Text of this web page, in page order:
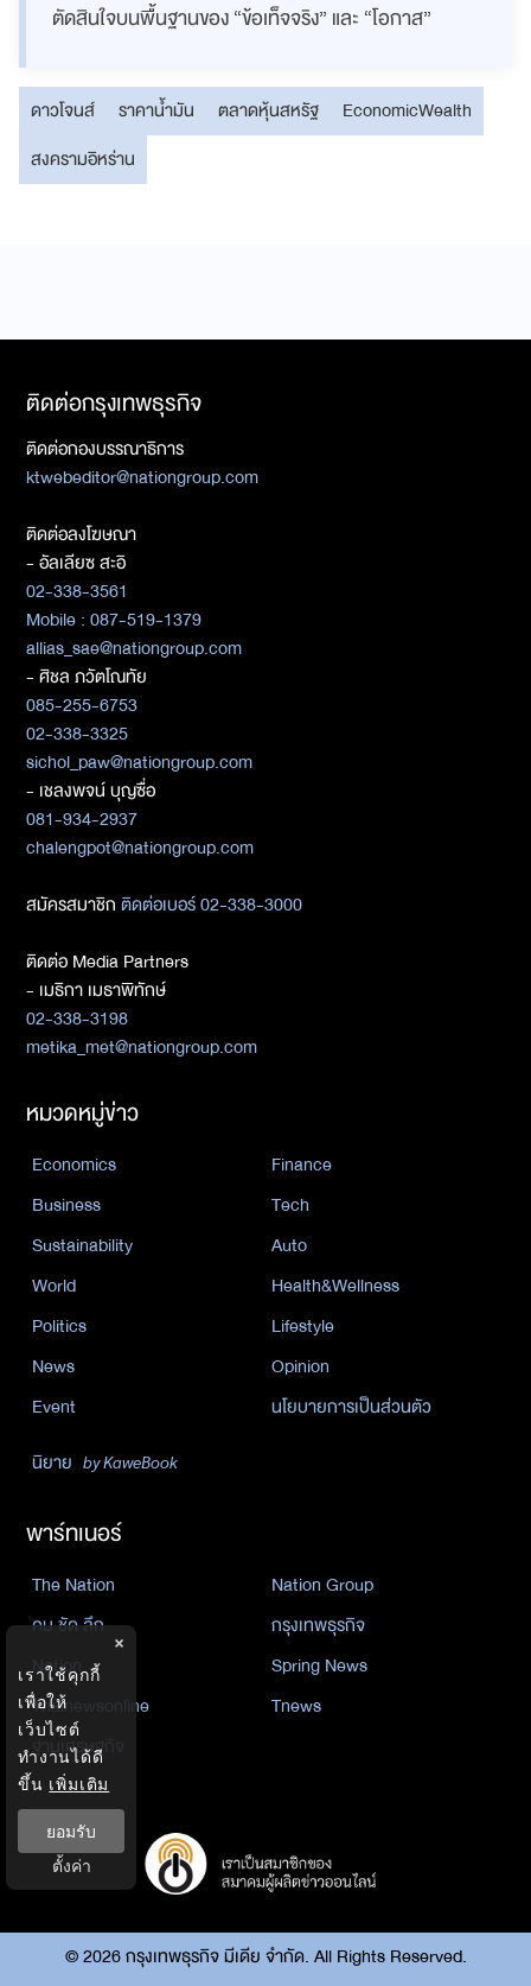
ตัดสินใจบนพื้นฐานของ “ข้อเท็จจริง” และ “โอกาส”
ดาวโจนส์ ราคาน้ำมัน ตลาดหุ้นสหรัฐ
EconomicWealth
สงครามอิหร่าน
ติดต่อกรุงเทพธุรกิจ
ติดต่อกองบรรณาธิการ
ktwebeditor@nationgroup.com
ติดต่อลงโฆษณา
- อัลเลียซ สะอิ
02-338-3561
Mobile : 087-519-1379
allias_sae@nationgroup.com
- ศิชล ภวัตโณทัย
085-255-6753
02-338-3325
sichol_paw@nationgroup.com
- เชลงพจน์ บุญซื่อ
081-934-2937
chalengpot@nationgroup.com
สมัครสมาชิกติดต่อเบอร์ 02-338-3000
ติดต่อ Media Partners
- เมธิกา เมธาพิทักษ์
02-338-3198
metika_met@nationgroup.com
หมวดหมู่ข่าว
Economics
Finance
Business
Tech
Sustainability
Auto
World
Health&Wellness
Politics
Lifestyle
News
Opinion
Event
นโยบายการเป็นส่วนตัว
นิยาย by KaweBook
พาร์ทเนอร์
The Nation
Nation Group
คม ชัด ลึก
กรุงเทพธุรกิจ
Nation
Spring News
Thainewsonline
Tnews
ฐานเศรษฐกิจ
©2026กรุงเทพธุรกิจ มีเดีย จำกัด. All Rights Reserved.
×
เราใช้คุกกี้
เพื่อให้
เว็บไซต์
ทำงานได้ดี
ขึ้น เพิ่มเติม
ยอมรับ
ตั้งค่า